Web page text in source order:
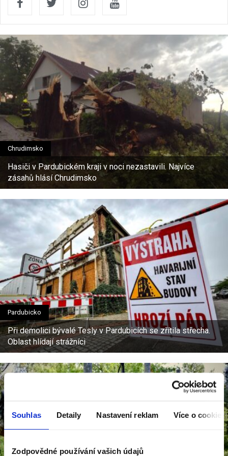
Souhlas Detaily Nastavení reklam Více o cookies
Zodpovědné používání vašich údajů
Chrudimsko
Hasiči v Pardubickém kraji v noci nezastavili. Najvíce
zásahů hlásí Chrudimsko
Pardubicko
Při demolici bývalé Tesly v Pardubicích se zřítila střecha.
Oblast hlídají strážníci